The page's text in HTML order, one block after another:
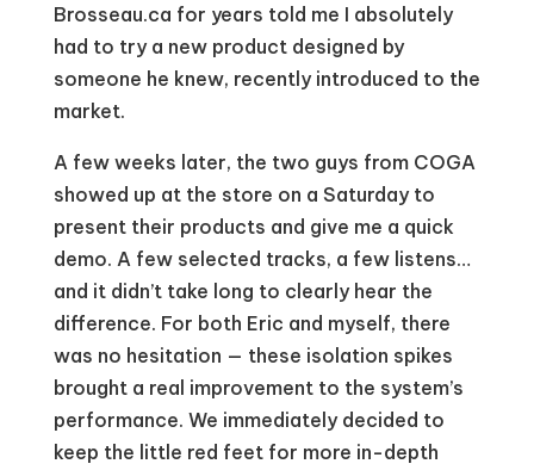
Brosseau.ca for years told me I absolutely
had to try a new product designed by
someone he knew, recently introduced to the
market.
A few weeks later, the two guys from COGA
showed up at the store on a Saturday to
present their products and give me a quick
demo. A few selected tracks, a few listens…
and it didn’t take long to clearly hear the
difference. For both Eric and myself, there
was no hesitation — these isolation spikes
brought a real improvement to the system’s
performance. We immediately decided to
keep the little red feet for more in-depth